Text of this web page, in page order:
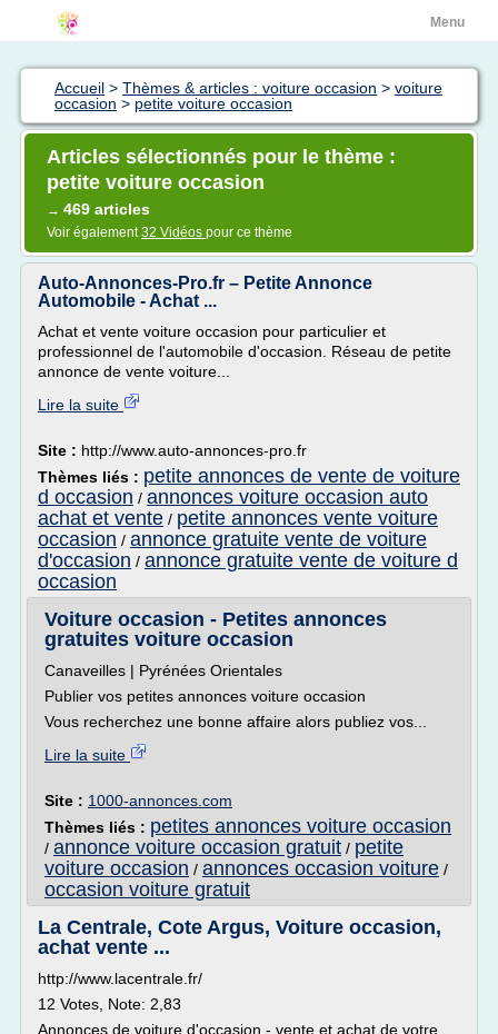
Menu
Accueil > Thèmes & articles : voiture occasion > voiture
occasion > petite voiture occasion
Articles sélectionnés pour le thème :
petite voiture occasion
→ 469 articles
Voir également32 Vidéos pour ce thème
Auto-Annonces-Pro.fr – Petite Annonce
Automobile - Achat ...
Achat et vente voiture occasion pour particulier et
professionnel de l'automobile d'occasion. Réseau de petite
annonce de vente voiture...
Lire la suite
Site : http://www.auto-annonces-pro.fr
Thèmes liés : petite annonces de vente de voiture
d occasion / annonces voiture occasion auto
achat et vente / petite annonces vente voiture
occasion / annonce gratuite vente de voiture
d'occasion / annonce gratuite vente de voiture d
occasion
Voiture occasion - Petites annonces
gratuites voiture occasion
Canaveilles | Pyrénées Orientales
Publier vos petites annonces voiture occasion
Vous recherchez une bonne affaire alors publiez vos...
Lire la suite
Site : 1000-annonces.com
Thèmes liés : petites annonces voiture occasion
/ annonce voiture occasion gratuit / petite
voiture occasion / annonces occasion voiture /
occasion voiture gratuit
La Centrale, Cote Argus, Voiture occasion,
achat vente ...
http://www.lacentrale.fr/
12 Votes, Note: 2,83
Annonces de voiture d'occasion - vente et achat de votre